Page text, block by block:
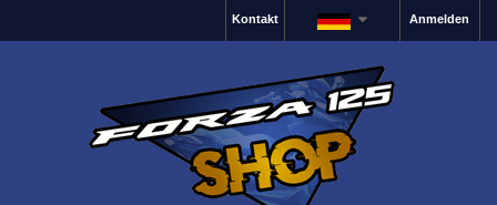
Anmelden
Kontakt